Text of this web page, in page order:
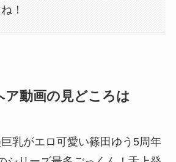
！
ア動画の見どころは
乳がエロ可愛い篠田ゆう5周年